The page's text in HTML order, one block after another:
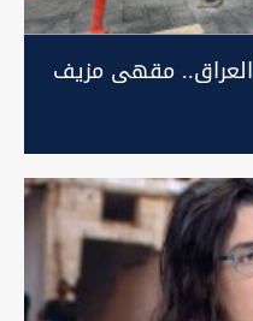
مقهى مزيف